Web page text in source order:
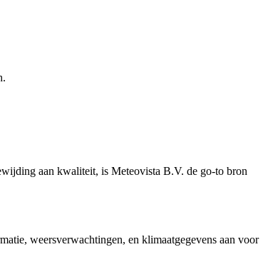
aan kwaliteit, is Meteovista B.V. de go-to bron
weersverwachtingen, en klimaatgegevens aan voor